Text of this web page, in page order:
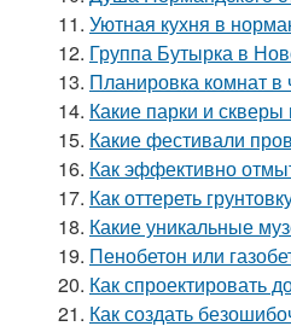
11. Уютная кухня в
12. Группа Бутырка в
13. Планировка комнат
14. Какие парки и
15. Какие фестивали
16. Как эффективно
17. Как оттереть
18. Какие уникальные
19. Пенобетон или
20. Как спроектировать
21. Как создать